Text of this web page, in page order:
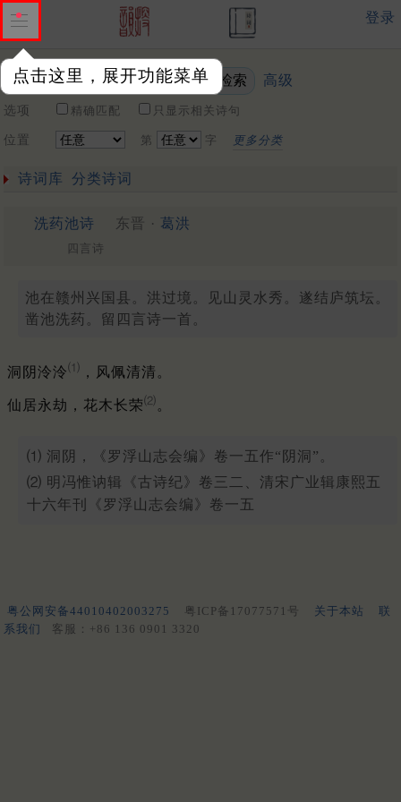
点击这里，展开功能菜单
登录
关键词 高级
选项 精确匹配 只显示相关诗句
位置 第 字 更多分类
诗词库 分类诗词
洗药池诗 东晋 · 葛洪
四言诗
池在赣州兴国县。洪过境。见山灵水秀。遂结庐筑坛。
凿池洗药。留四言诗一首。
洞阴泠泠⑴ ，风佩清清。
仙居永劫，花木长荣⑵ 。
⑴ 洞阴，《罗浮山志会编》卷一五作“阴洞”。
⑵ 明冯惟讷辑《古诗纪》卷三二、清宋广业辑康熙五
十六年刊《罗浮山志会编》卷一五
粤公网安备44010402003275 粤ICP备17077571号 关于本站
联
系我们
客服：+86 136 0901 3320